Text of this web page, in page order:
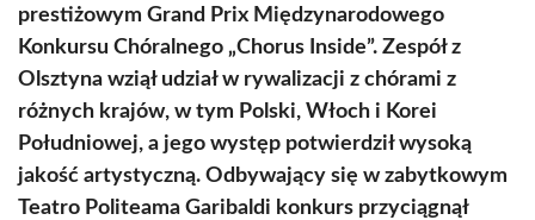
prestiżowym Grand Prix Międzynarodowego
Konkursu Chóralnego „Chorus Inside”. Zespół z
Olsztyna wziął udział w rywalizacji z chórami z
różnych krajów, w tym Polski, Włoch i Korei
Południowej, a jego występ potwierdził wysoką
jakość artystyczną. Odbywający się w zabytkowym
Teatro Politeama Garibaldi konkurs przyciągnął